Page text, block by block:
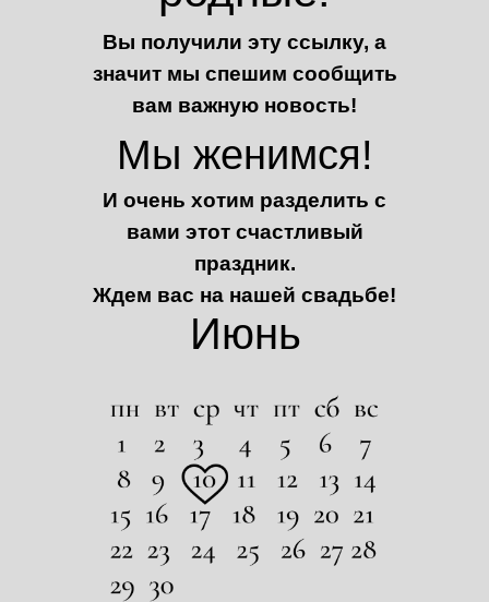
Вы получили эту ссылку, а
значит мы спешим сообщить
вам важную новость!
И очень хотим разделить с
вами этот счастливый
праздник.
Ждем вас на нашей свадьбе!
Июнь
Мы женимся!